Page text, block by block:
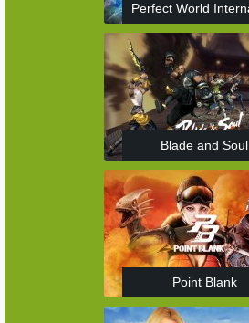
Blade and Soul
Point Blank